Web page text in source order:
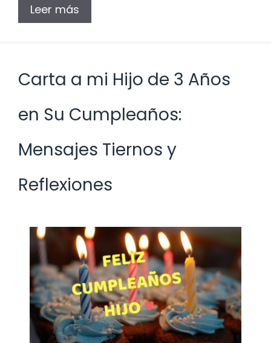
Leer más
Carta a mi Hijo de 3 Años
en Su Cumpleaños:
Mensajes Tiernos y
Reflexiones